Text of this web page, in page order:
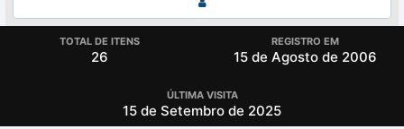
TOTAL DE ITENS
26
REGISTRO EM
15 de Agosto de 2006
ÚLTIMA VISITA
15 de Setembro de 2025